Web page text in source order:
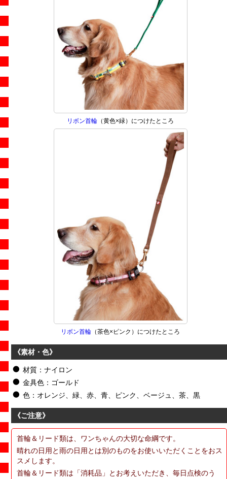
リボン首輪 （黄色×緑）につけたところ
リボン首輪 （茶色×ピンク）につけたところ
《素材・色》
材質：ナイロン
金具色：ゴールド
色：オレンジ、緑、赤、青、ピンク、ベージュ、茶、黒
《ご注意》
首輪＆リード類は、ワンちゃんの大切な命綱です。
晴れの日用と雨の日用とは別のものをお使いいただくことをおス
スメします。
首輪＆リード類は「消耗品」とお考えいただき、毎日点検のう